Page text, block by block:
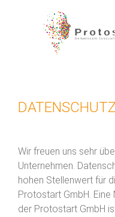
Wir freuen uns sehr
Unternehmen.
hohen Stellenwert für
Protostart GmbH.
der Protostart GmbH